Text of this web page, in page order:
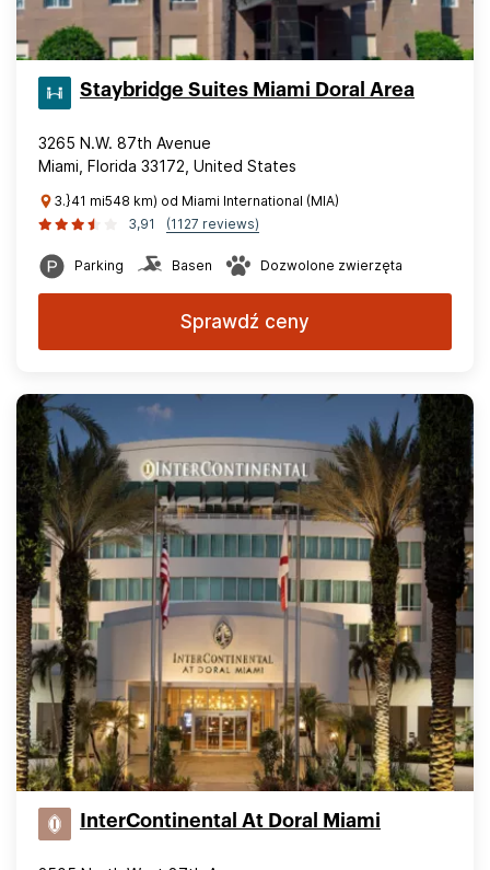
Staybridge Suites Miami Doral Area
3265 N.W. 87th Avenue
Miami, Florida 33172, United States
3.}41 mi548 km) od Miami International (MIA)
3,91
(1127 reviews)
Parking Basen Dozwolone zwierzęta
Sprawdź ceny
InterContinental At Doral Miami